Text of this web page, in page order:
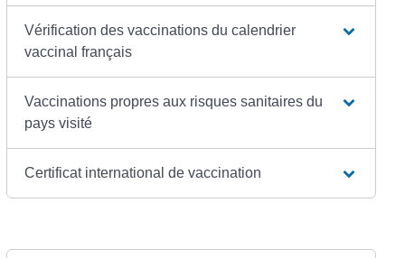
Vérification des vaccinations du calendrier
vaccinal français
Vaccinations propres aux risques sanitaires du
pays visité
Certificat international de vaccination